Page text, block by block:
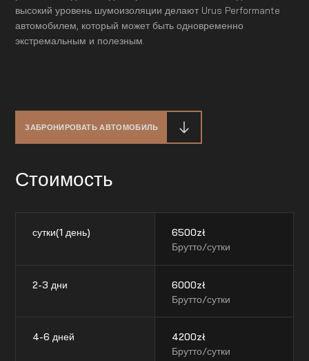
высокий уровень шумоизоляции делают Urus Performante
автомобилем, который может быть одновременно
экстремальным и полезным.
ЗАБРОНИРОВАТЬ АВТОМОБИЛЬ
Стоимость
сутки(1 день) 6500zł
Брутто/сутки
2-3 дни 6000zł
Брутто/сутки
4-6 дней 4200zł
Брутто/сутки